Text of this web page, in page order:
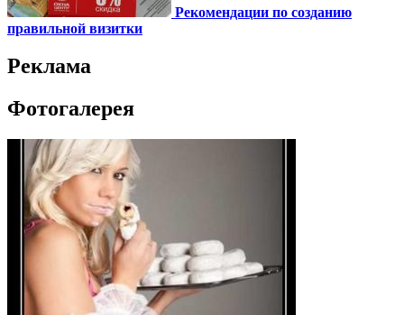
Рекомендации по созданию
правильной визитки
Реклама
Фотогалерея